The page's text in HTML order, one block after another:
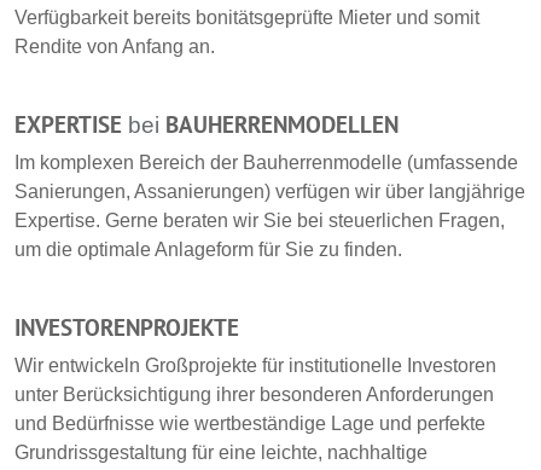
Verfügbarkeit bereits bonitätsgeprüfte Mieter und somit
Rendite von Anfang an.
EXPERTISE bei BAUHERRENMODELLEN
Im komplexen Bereich der Bauherrenmodelle (umfassende
Sanierungen, Assanierungen) verfügen wir über langjährige
Expertise. Gerne beraten wir Sie bei steuerlichen Fragen,
um die optimale Anlageform für Sie zu finden.
INVESTORENPROJEKTE
Wir entwickeln Großprojekte für institutionelle Investoren
unter Berücksichtigung ihrer besonderen Anforderungen
und Bedürfnisse wie wertbeständige Lage und perfekte
Grundrissgestaltung für eine leichte, nachhaltige